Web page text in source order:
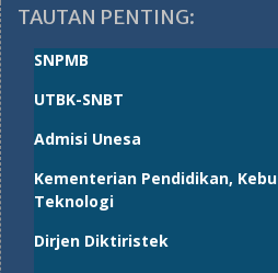
TAUTAN PENTING:
SNPMB
UTBK-SNBT
Admisi Unesa
Kementerian Pendidikan,
Teknologi
Dirjen Diktiristek